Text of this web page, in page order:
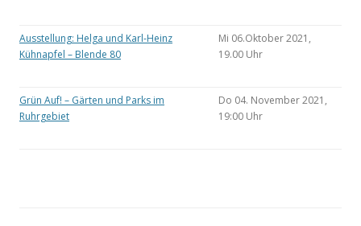
Ausstellung: Helga und Karl-Heinz
Kühnapfel – Blende 80
Mi 06.Oktober 2021,
19.00 Uhr
Grün Auf! – Gärten und Parks im
Ruhrgebiet
Do 04. November 2021,
19:00 Uhr